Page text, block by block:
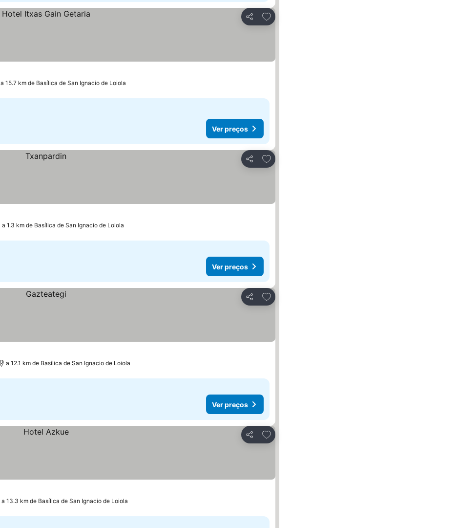
Partilhar
Adicionar aos favoritos
a 15.7 km de Basílica de San Ignacio de Loiola
Ver preços
Partilhar
Adicionar aos favoritos
a 1.3 km de Basílica de San Ignacio de Loiola
Ver preços
Partilhar
Adicionar aos favoritos
a 12.1 km de Basílica de San Ignacio de Loiola
Ver preços
Partilhar
Adicionar aos favoritos
a 13.3 km de Basílica de San Ignacio de Loiola